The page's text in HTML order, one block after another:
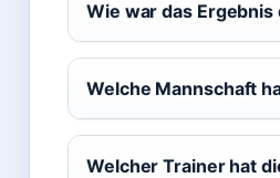
Wie war das Ergebnis
Welche Mannschaft
Welcher Trainer hat